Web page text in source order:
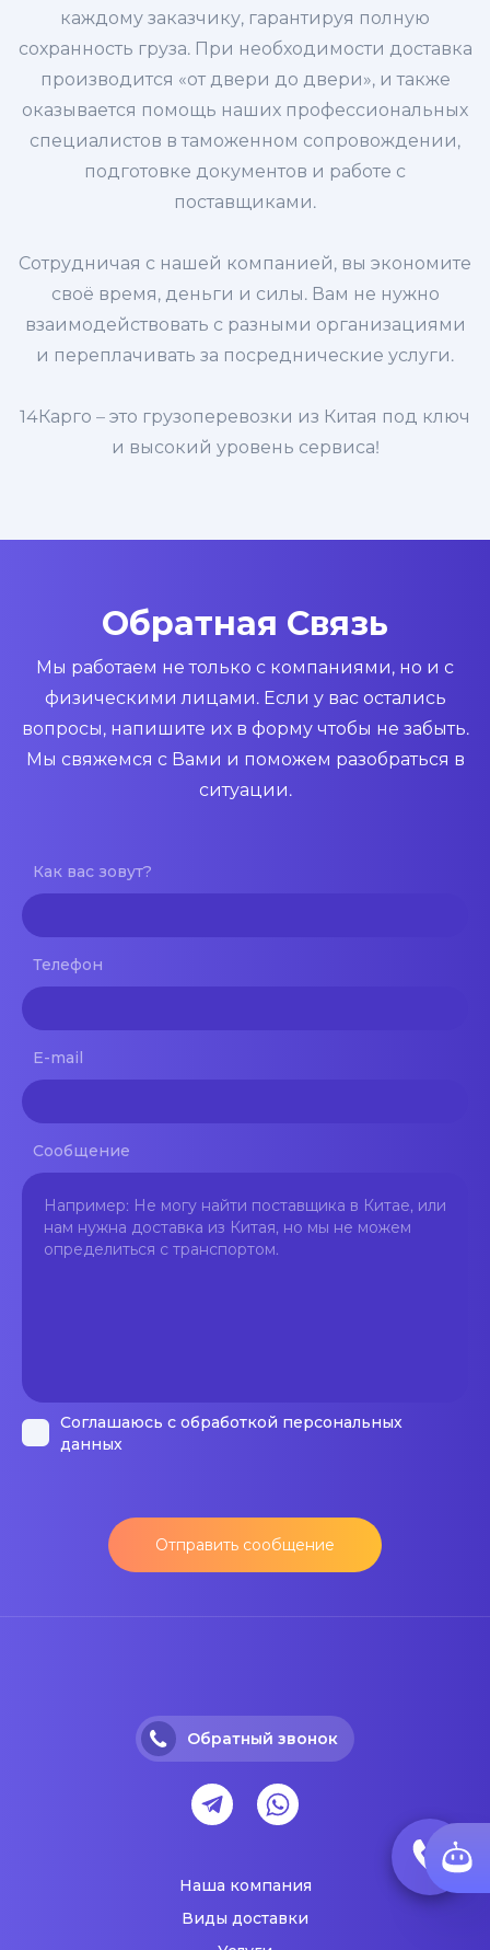
каждому заказчику, гарантируя полную
сохранность груза. При необходимости доставка
производится «от двери до двери», и также
оказывается помощь наших профессиональных
специалистов в таможенном сопровождении,
подготовке документов и работе с
поставщиками.
Сотрудничая с нашей компанией, вы экономите
своё время, деньги и силы. Вам не нужно
взаимодействовать с разными организациями
и переплачивать за посреднические услуги.
14Карго – это грузоперевозки из Китая под ключ
и высокий уровень сервиса!
Обратная Связь
Мы работаем не только с компаниями, но и с
физическими лицами. Если у вас остались
вопросы, напишите их в форму чтобы не забыть.
Мы свяжемся с Вами и поможем разобраться в
ситуации.
Как вас зовут?
Телефон
E-mail
Сообщение
Соглашаюсь с обработкой персональных
данных
Отправить сообщение
Обратный звонок
Наша компания
Виды доставки